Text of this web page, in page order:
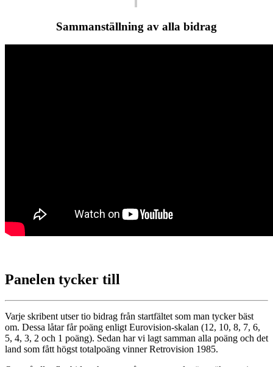
Sammanställning av alla bidrag
Panelen tycker till
Varje skribent utser tio bidrag från startfältet som man tycker bäst
om. Dessa låtar får poäng enligt Eurovision-skalan (12, 10, 8, 7, 6,
5, 4, 3, 2 och 1 poäng). Sedan har vi lagt samman alla poäng och det
land som fått högst totalpoäng vinner Retrovision 1985.